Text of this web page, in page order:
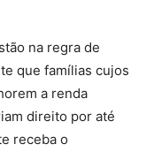
na regra de
que famílias cujos
a renda
direito por até
receba o